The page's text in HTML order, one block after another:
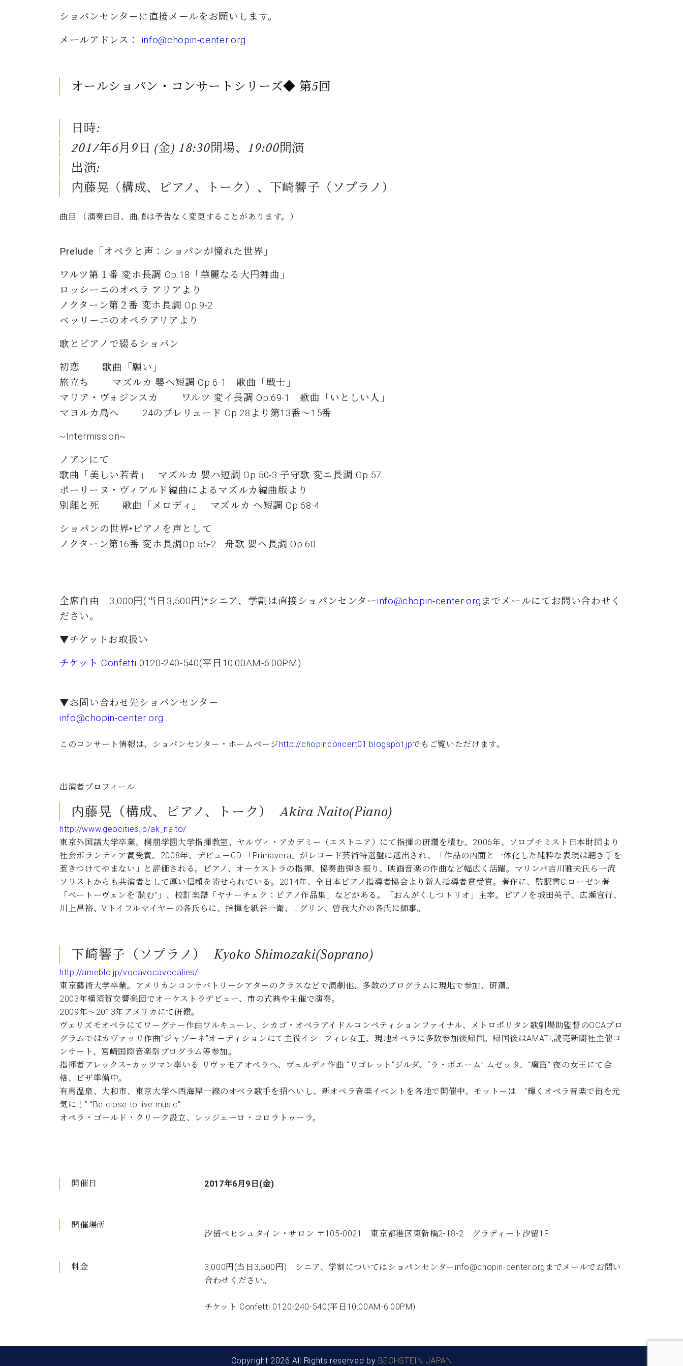
ショパンセンターに直接メールをお願いします。
メールアドレス： info@chopin-center.org
オールショパン・コンサートシリーズ◆ 第5回
日時:
2017年6月9日 (金) 18:30開場、19:00開演
出演:
内藤晃（構成、ピアノ、トーク）、下崎響子（ソプラノ）
曲目 （演奏曲目、曲順は予告なく変更することがあります。）
Prelude 「オペラと声：ショパンが憧れた世界」
ワルツ第１番 変ホ長調 Op.18「華麗なる大円舞曲」
ロッシーニのオペラ アリアより
ノクターン第２番 変ホ長調 Op.9-2
ベッリーニのオペラアリアより
歌とピアノで綴るショパン
初恋 歌曲「願い」
旅立ち マズルカ 嬰へ短調 Op.6-1 歌曲「戦士」
マリア・ヴォジンスカ ワルツ 変イ長調 Op.69-1 歌曲「いとしい人」
マヨルカ島へ 24のプレリュード Op.28より第13番～15番
~Intermission~
ノアンにて
歌曲「美しい若者」 マズルカ 嬰ハ短調 Op.50-3 子守歌 変ニ長調 Op.57
ポーリーヌ・ヴィアルド編曲によるマズルカ編曲版より
別離と死 歌曲「メロディ」 マズルカ ヘ短調 Op.68-4
ショパンの世界•ピアノを声として
ノクターン第16番 変ホ長調Op.55-2 舟歌 嬰ヘ長調 Op.60
全席自由 3,000円(当日3,500円)*シニア、学割は直接ショパンセンターinfo@chopin-center.org までメールにてお問い合わせく
ださい。
▼チケットお取扱い
チケット Confetti 0120-240-540(平日10:00AM-6:00PM)
▼お問い合わせ先ショパンセンター
info@chopin-center.org
このコンサート情報は、ショパンセンター・ホームページ http://chopinconcert01.blogspot.jpでもご覧いただけます。
出演者プロフィール
内藤晃（構成、ピアノ、トーク） Akira Naito(Piano)
http://www.geocities.jp/ak_naito/
東京外国語大学卒業。桐朋学園大学指揮教室、ヤルヴィ・アカデミー（エストニア）にて指揮の研鑽を積む。2006年、ソロプチミスト日本財団より
社会ボランティア賞受賞。2008年、デビューCD 「Primavera」がレコード芸術特選盤に選出され、「作品の内面と一体化した純粋な表現は聴き手を
惹きつけてやまない」と評価される。ピアノ、オーケストラの指揮、協奏曲弾き振り、映画音楽の作曲など幅広く活躍。マリンバ吉川雅夫氏ら一流
ソリストからも共演者として厚い信頼を寄せられている。2014年、全日本ピアノ指導者協会より新人指導者賞受賞。著作に、監訳書C.ローゼン著
「ベートーヴェンを“読む”」、校訂楽譜「ヤナーチェク：ピアノ作品集」などがある。「おんがくしつトリオ」主宰。ピアノを城田英子、広瀬宣行、
川上昌裕、V.トイフルマイヤーの各氏らに、指揮を紙谷一衛、L.グリン、曽我大介の各氏に師事。
下崎響子（ソプラノ） Kyoko Shimozaki(Soprano)
http://ameblo.jp/vocavocavocalies/
東京藝術大学卒業。アメリカンコンサバトリーシアターのクラスなどで演劇他、多数のプログラムに現地で参加、研鑽。
2003年横須賀交響楽団でオーケストラデビュー、市の式典や主催で演奏。
2009年～2013年アメリカにて研鑽。
ヴェリズモオペラにてワーグナー作曲ワルキューレ、シカゴ・オペラアイドルコンペティションファイナル、メトロポリタン歌劇場助監督のOCAプロ
グラムではカヴァッリ作曲“ジャゾーネ”オーディションにて主役イシ―フィレ女王、現地オペラに多数参加後帰国。帰国後はAMATI,読売新聞社主催コ
ンサート、宮崎国際音楽祭プログラム等参加。
指揮者アレックス=カッツマン率いる リヴァモアオペラへ、ヴェルディ作曲 “リゴレット”ジルダ、“ラ・ボエーム” ムゼッタ、“魔笛” 夜の女王にて合
格、ビザ準備中。
有馬温泉、大和市、東京大学へ西海岸一線のオペラ歌手を招へいし、新オペラ音楽イベントを各地で開催中。モットーは “輝くオペラ音楽で街を元
気に！” “Be close to live music”.
オペラ・ゴールド・クリーク設立、レッジェーロ・コロラトゥーラ。
開催日 2017年6月9日(金)
開催場所
汐留ベヒシュタイン・サロン 〒105-0021 東京都港区東新橋2-18-2 グラディート汐留1F
料金
3,000円(当日3,500円) シニア、学割についてはショパンセンターinfo@chopin-center.orgまでメールでお問い
合わせください。
チケット Confetti 0120-240-540(平日10:00AM-6:00PM)
Copyright 2026 All Rights reserved by BECHSTEIN JAPAN